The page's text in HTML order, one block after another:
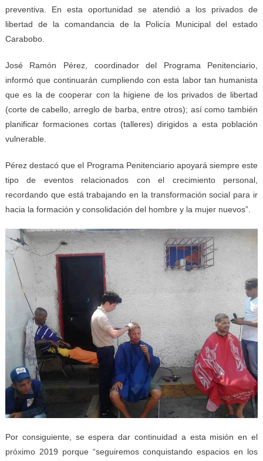
preventiva. En esta oportunidad se atendió a los privados de
libertad de la comandancia de la Policía Municipal del estado
Carabobo.
José Ramón Pérez, coordinador del Programa Penitenciario,
informó que continuarán cumpliendo con esta labor tan humanista
que es la de cooperar con la higiene de los privados de libertad
(corte de cabello, arreglo de barba, entre otros); así como también
planificar formaciones cortas (talleres) dirigidos a esta población
vulnerable.
Pérez destacó que el Programa Penitenciario apoyará siempre este
tipo de eventos relacionados con el crecimiento personal,
recordando que está trabajando en la transformación social para ir
hacia la formación y consolidación del hombre y la mujer nuevos”.
Por consiguiente, se espera dar continuidad a esta misión en el
próximo 2019 porque “seguiremos conquistando espacios en los